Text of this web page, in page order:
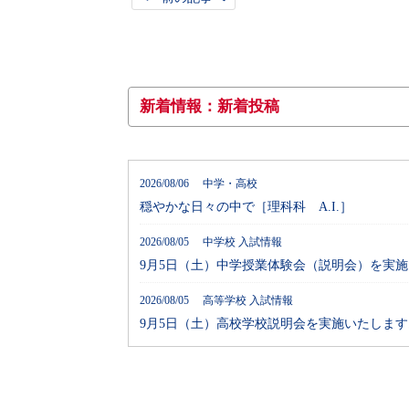
新着情報：新着投稿
2026/08/06 中学・高校
穏やかな日々の中で［理科科 A.I.］
2026/08/05 中学校 入試情報
9月5日（土）中学授業体験会（説明会）を実施
2026/08/05 高等学校 入試情報
9月5日（土）高校学校説明会を実施いたします